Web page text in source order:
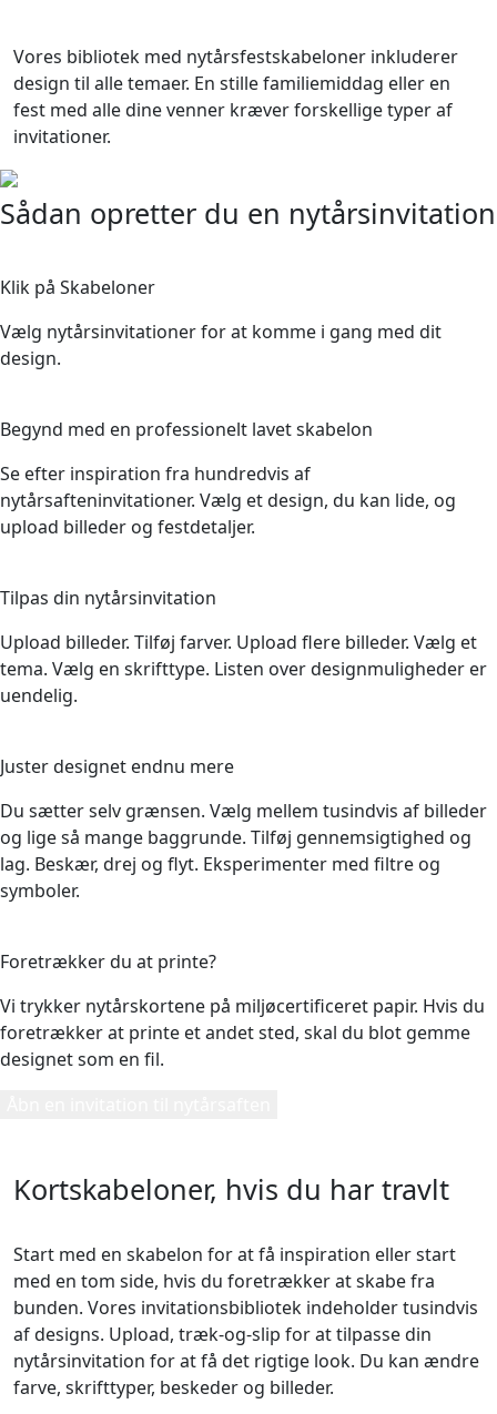
Vores bibliotek med nytårsfestskabeloner inkluderer
design til alle temaer. En stille familiemiddag eller en
fest med alle dine venner kræver forskellige typer af
invitationer.
Sådan opretter du en nytårsinvitation
Klik på Skabeloner
Vælg nytårsinvitationer for at komme i gang med dit
design.
Begynd med en professionelt lavet skabelon
Se efter inspiration fra hundredvis af
nytårsafteninvitationer. Vælg et design, du kan lide, og
upload billeder og festdetaljer.
Tilpas din nytårsinvitation
Upload billeder. Tilføj farver. Upload flere billeder. Vælg et
tema. Vælg en skrifttype. Listen over designmuligheder er
uendelig.
Juster designet endnu mere
Du sætter selv grænsen. Vælg mellem tusindvis af billeder
og lige så mange baggrunde. Tilføj gennemsigtighed og
lag. Beskær, drej og flyt. Eksperimenter med filtre og
symboler.
Foretrækker du at printe?
Vi trykker nytårskortene på miljøcertificeret papir. Hvis du
foretrækker at printe et andet sted, skal du blot gemme
designet som en fil.
Kortskabeloner, hvis du har travlt
Start med en skabelon for at få inspiration eller start
med en tom side, hvis du foretrækker at skabe fra
bunden. Vores invitationsbibliotek indeholder tusindvis
af designs. Upload, træk-og-slip for at tilpasse din
nytårsinvitation for at få det rigtige look. Du kan ændre
farve, skrifttyper, beskeder og billeder.